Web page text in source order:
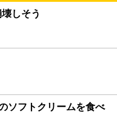
しそう
ソフトクリームを食べ